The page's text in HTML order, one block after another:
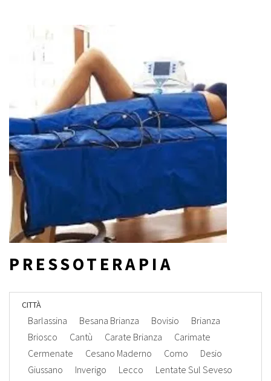
PRESSOTERAPIA
CITTÀ
Barlassina Besana Brianza Bovisio
Brianza
Briosco
Cantù Carate Brianza
Carimate
Cermenate
Cesano Maderno Como
Desio
Giussano
Inverigo Lecco
Lentate Sul Seveso